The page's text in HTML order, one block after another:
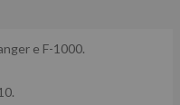
e F-1000.